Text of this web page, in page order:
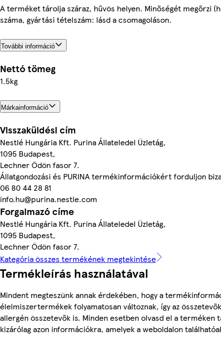
A terméket tárolja száraz, hűvös helyen. Minőségét megőrzi
száma, gyártási tételszám: lásd a csomagoláson.
További információ
Nettó tömeg
1.5kg
Márkainformáció
Visszaküldési cím
Nestlé Hungária Kft. Purina Állateledel Üzletág,
1095 Budapest,
Lechner Ödön fasor 7.
Állatgondozási és PURINA termékinformációkért forduljon
06 80 44 28 81
info.hu@purina.nestle.com
Forgalmazó címe
Nestlé Hungária Kft. Purina Állateledel Üzletág,
1095 Budapest,
Lechner Ödön fasor 7.
Kategória összes termékének megtekintése
Termékleírás használatával
Mindent megteszünk annak érdekében, hogy a
élelmiszertermékek folyamatosan változnak, így az
allergén összetevők is. Minden esetben olvasd el a terméken
kizárólag azon információkra, amelyek a weboldalon